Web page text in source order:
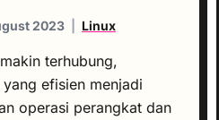
2023 Linux
terhubung,
efisien menjadi
operasi perangkat dan